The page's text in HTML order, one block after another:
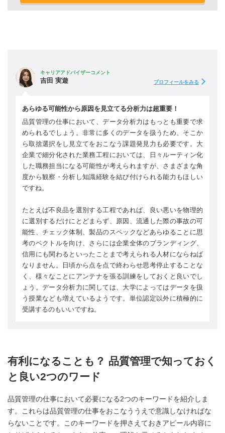
キャリアアドバイザーコメント
吉田 実遊 プロフィールをみる
あらゆる可能性から原因を見立てる分析力は超重要！
品質管理の仕事において、データ分析力はもっとも重要で求
められるでしょう。非常に多くのデータを扱うため、そこか
ら取捨選択をし見立てをおこなう課題発見力も必要です。大
企業で細分化された業務工程においては、日々ルーティン化
した職務担当になる可能性が考えられますが、さまざまな角
度から観察・分析し知識経験を結び付けられる能力もほしい
ですね。
たとえば不良品を選別する工程であれば、良い悪いを物理的
に選別するだけにとどまらず、原因、流通した際の事故の可
能性、チェック体制、製品のスペックなどあらゆることに思
考のベクトルを向け、さらには企業全体のブランディング、
信用にも関わるといったことまで考えられる人材にならねば
なりません。日頃から点を点で終わらせ思考停止することな
く、様々なことにアンテナを張る訓練をしておくと良いでし
ょう。データ分析力に関しては、大学によってはデータを扱
う授業なども増えているようです。単位認定以外に積極的に
受講するのもいいですね。
有利になることも？ 品質管理で知っておく
と良い2つのワード
品質管理の仕事において必要になる2つのキーワードを紹介しま
す。これらは品質管理の仕事をおこなううえで意識しなければな
らないことです。このキーワードを押さえておきアピール内容に